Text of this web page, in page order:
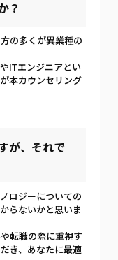
？
の多くが異業種の
ITエンジニアとい
本カウンセリング
が、それで
ロジーについての
らないかと思いま
転職の際に重視す
き、あなたに最適